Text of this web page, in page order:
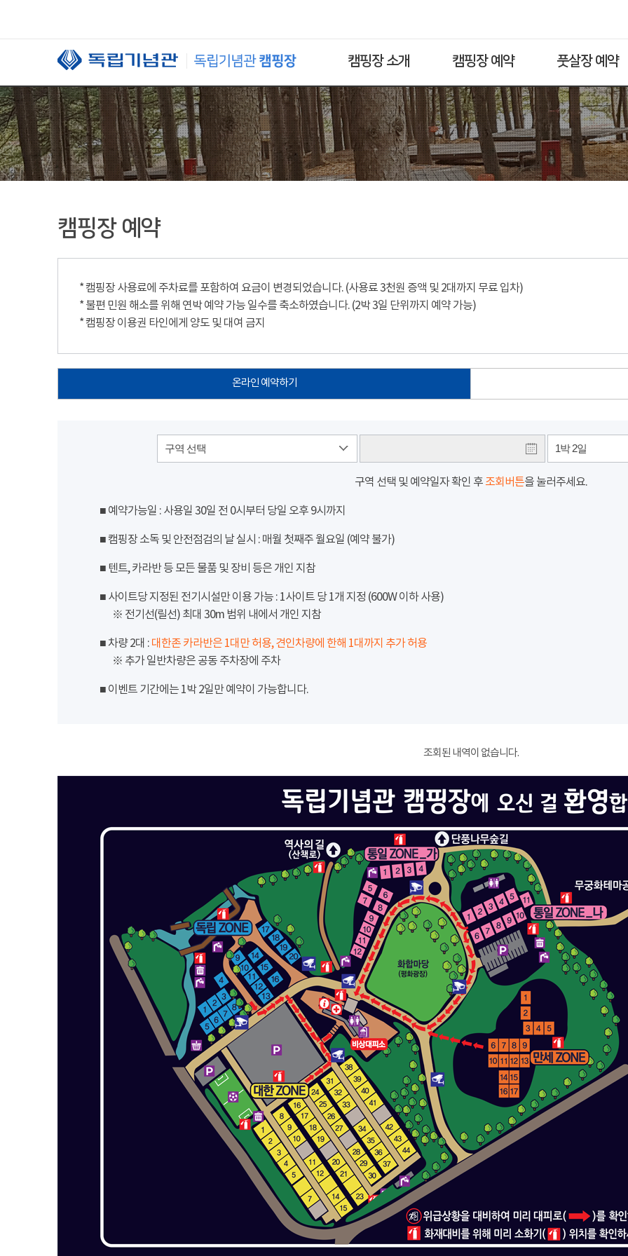
캠핑장 소개 캠핑장 예약 풋살장 예약
캠핑장 예약
* 캠핑장 사용료에 주차료를 포함하여 요금이 변경되었습니다. (사용료 3천원 증액 및 2대까지 무료 입차)
* 불편 민원 해소를 위해 연박 예약 가능 일수를 축소하였습니다. (2박 3일 단위까지 예약 가능)
* 캠핑장 이용권 타인에게 양도 및 대여 금지
온라인 예약하기
구역 선택 1박 2일
구역 선택 및 예약일자 확인 후 조회버튼을 눌러주세요.
■ 예약가능일 : 사용일 30일 전 0시부터 당일 오후 9시까지
■ 캠핑장 소독 및 안전점검의 날 실시 : 매월 첫째주 월요일 (예약 불가)
■ 텐트, 카라반 등 모든 물품 및 장비 등은 개인 지참
■ 사이트당 지정된 전기시설만 이용 가능 : 1사이트 당 1개 지정 (600W 이하 사용)
※ 전기선(릴선) 최대 30m 범위 내에서 개인 지참
■ 차량 2대 : 대한존 카라반은 1대만 허용, 견인차량에 한해 1대까지 추가 허용
※ 추가 일반차량은 공동 주차장에 주차
■ 이벤트 기간에는 1박 2일만 예약이 가능합니다.
조회된 내역이 없습니다.